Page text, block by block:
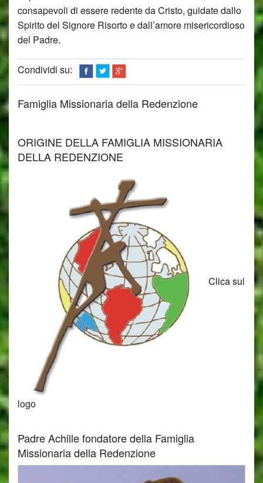
consapevoli di essere redente da Cristo, guidate dallo
Spirito del Signore Risorto e dall’amore misericordioso
del Padre.
Condividi su:
Famiglia Missionaria della Redenzione
ORIGINE DELLA FAMIGLIA MISSIONARIA
DELLA REDENZIONE
Clica sul
logo
Padre Achille fondatore della Famiglia
Missionaria della Redenzione